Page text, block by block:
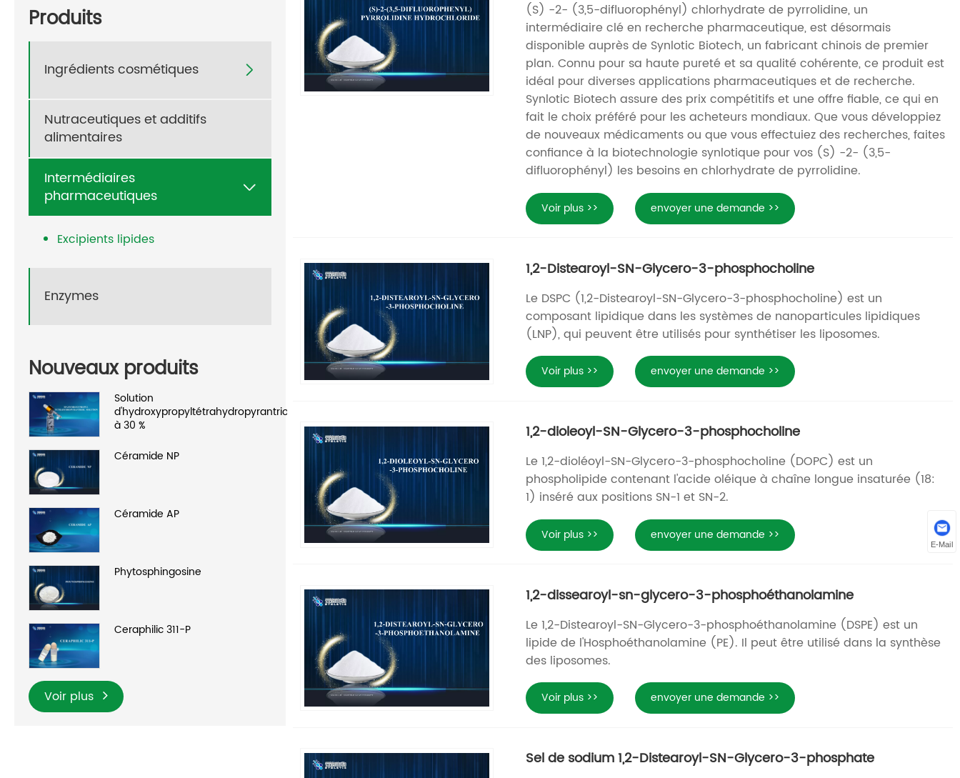
Produits
Ingrédients cosmétiques 
Nutraceutiques et additifs
alimentaires
Intermédiaires
pharmaceutiques

Excipients lipides
Enzymes
Nouveaux produits
Solution
d'hydroxypropyltétrahydropyrantriol
à 30 %
Céramide NP
Céramide AP
Phytosphingosine
Ceraphilic 311-P
Voir plus
(S) -2- (3,5-difluorophényl) chlorhydrate de pyrrolidine, un
intermédiaire clé en recherche pharmaceutique, est désormais
disponible auprès de Synlotic Biotech, un fabricant chinois de premier
plan. Connu pour sa haute pureté et sa qualité cohérente, ce produit est
idéal pour diverses applications pharmaceutiques et de recherche.
Synlotic Biotech assure des prix compétitifs et une offre fiable, ce qui en
fait le choix préféré pour les acheteurs mondiaux. Que vous développiez
de nouveaux médicaments ou que vous effectuiez des recherches, faites
confiance à la biotechnologie synlotique pour vos (S) -2- (3,5-
difluorophényl) les besoins en chlorhydrate de pyrrolidine.
Voir plus >> envoyer une demande >>
1,2-Distearoyl-SN-Glycero-3-phosphocholine
Le DSPC (1,2-Distearoyl-SN-Glycero-3-phosphocholine) est un
composant lipidique dans les systèmes de nanoparticules lipidiques
(LNP), qui peuvent être utilisés pour synthétiser les liposomes.
Voir plus >> envoyer une demande >>
1,2-dioleoyl-SN-Glycero-3-phosphocholine
Le 1,2-dioléoyl-SN-Glycero-3-phosphocholine (DOPC) est un
phospholipide contenant l'acide oléique à chaîne longue insaturée (18:
1) inséré aux positions SN-1 et SN-2.
Voir plus >> envoyer une demande >>
1,2-dissearoyl-sn-glycero-3-phosphoéthanolamine
Le 1,2-Distearoyl-SN-Glycero-3-phosphoéthanolamine (DSPE) est un
lipide de l'Hosphoéthanolamine (PE). Il peut être utilisé dans la synthèse
des liposomes.
Voir plus >> envoyer une demande >>
Sel de sodium 1,2-Distearoyl-SN-Glycero-3-phosphate
E-Mail